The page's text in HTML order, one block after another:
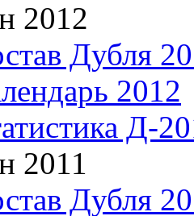
2012
Дубля
2012
Д-
2011
Дубля